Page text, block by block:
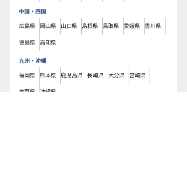
中国・四国
広島県 岡山県 山口県 島根県 鳥取県 愛媛県 香川県
徳島県 高知県
九州・沖縄
福岡県 熊本県 鹿児島県 長崎県 大分県 宮崎県
佐賀県 沖縄県